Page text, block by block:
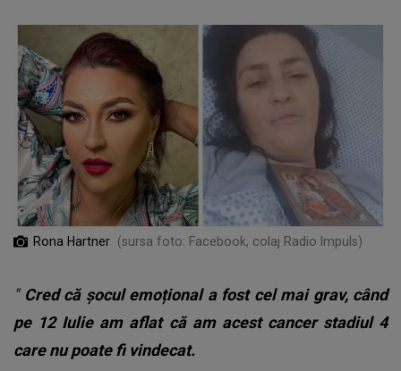
Rona Hartner (sursa foto: Facebook, colaj Radio Impuls)
" Cred că șocul emoțional a fost cel mai grav, când
pe 12 Iulie am aflat că am acest cancer stadiul 4
care nu poate fi vindecat.